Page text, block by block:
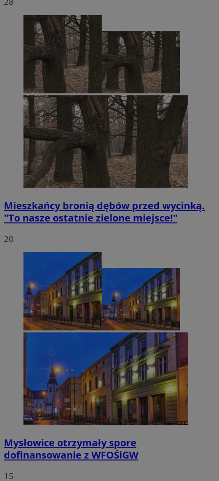
Mieszkańcy bronią dębów przed wycinką.
"To nasze ostatnie zielone miejsce!"
20
Mysłowice otrzymały spore
dofinansowanie z WFOŚiGW
15